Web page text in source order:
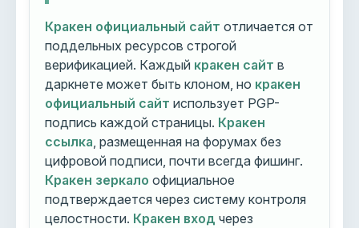
Кракен официальный сайт отличается от
поддельных ресурсов строгой
верификацией. Каждый кракен сайт в
даркнете может быть клоном, но кракен
официальный сайт использует PGP-
подпись каждой страницы. Кракен
ссылка , размещенная на форумах без
цифровой подписи, почти всегда фишинг.
Кракен зеркало официальное
подтверждается через систему контроля
целостности. Кракен вход через